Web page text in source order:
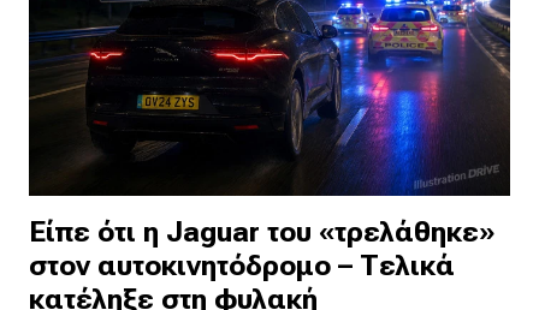
Είπε ότι η Jaguar του «τρελάθηκε»
στον αυτοκινητόδρομο – Τελικά
κατέληξε στη φυλακή